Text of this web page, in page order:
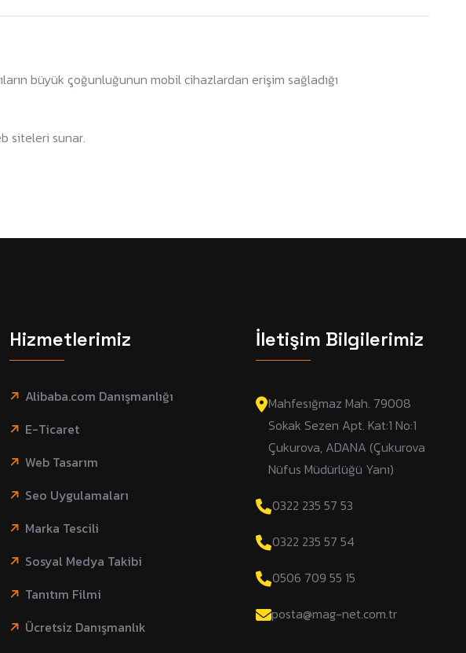
büyük çoğunluğunun mobil cihazlardan erişim sağladığı
siteleri sunar.
Hizmetlerimiz
Alibaba.com Danışmanlığı
E-Ticaret
Web Tasarım
Seo Uygulamaları
Marka Tescili
Sosyal Medya Takibi
Tanıtım Filmi
Ücretsiz Danışmanlık
İletişim Bilgilerimiz
Mahfesığmaz Mah. 79008
Sokak Sezen Apt. Kat:1 No:1
Çukurova, ADANA (Çukurova
Nüfus Müdürlüğü Yanı)
0322 235 57 53
0322 235 57 54
0506 709 55 15
posta@mag-net.com.tr